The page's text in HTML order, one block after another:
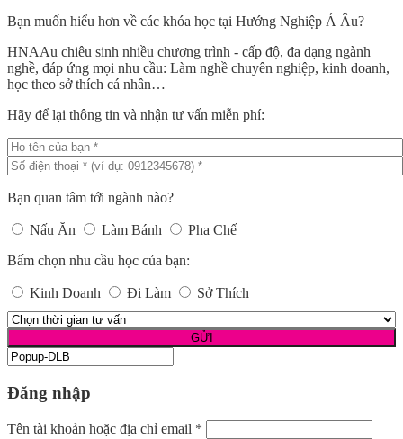
Bạn muốn hiểu hơn về các khóa học tại Hướng Nghiệp Á Âu?
HNAAu chiêu sinh nhiều chương trình - cấp độ, đa dạng ngành
nghề, đáp ứng mọi nhu cầu: Làm nghề chuyên nghiệp, kinh doanh,
học theo sở thích cá nhân…
Hãy để lại thông tin và nhận tư vấn miễn phí:
Bạn quan tâm tới ngành nào?
Nấu Ăn Làm Bánh
Pha Chế
Bấm chọn nhu cầu học của bạn:
Kinh Doanh Đi Làm Sở Thích
Đăng nhập
Tên tài khoản hoặc địa chỉ email *